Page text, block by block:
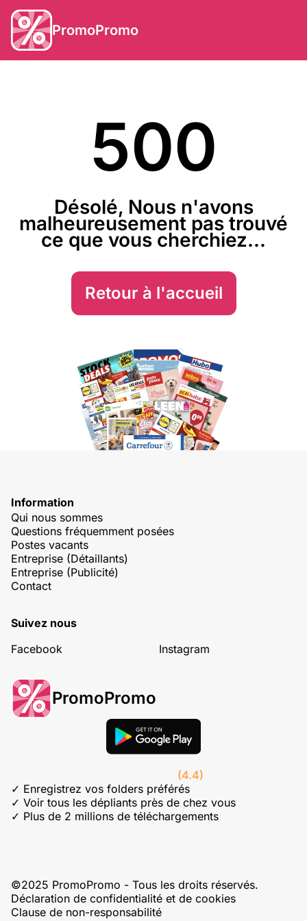
PromoPromo
500
Désolé, Nous n'avons
malheureusement pas trouvé
ce que vous cherchiez...
Retour à l'accueil
Information
Qui nous sommes
Questions fréquemment posées
Postes vacants
Entreprise (Détaillants)
Entreprise (Publicité)
Contact
Suivez nous
Facebook
Instagram
PromoPromo
(4.4)
✓ Enregistrez vos folders préférés
✓ Voir tous les dépliants près de chez vous
✓ Plus de 2 millions de téléchargements
©2025 PromoPromo - Tous les droits réservés.
Déclaration de confidentialité et de cookies
Clause de non-responsabilité